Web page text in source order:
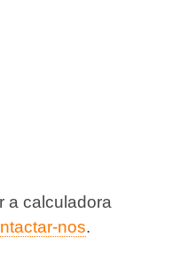
a calculadora
nos.